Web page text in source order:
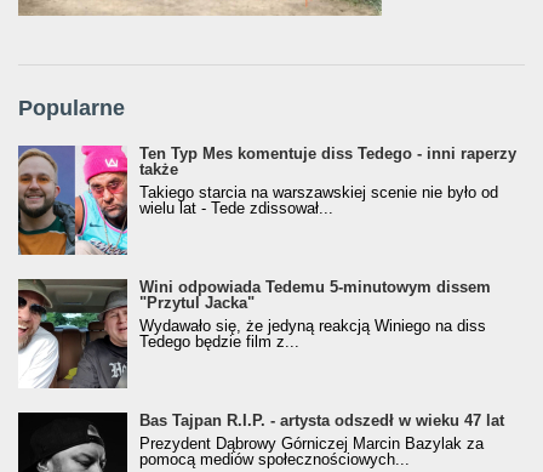
Popularne
Ten Typ Mes komentuje diss Tedego - inni raperzy
także
Takiego starcia na warszawskiej scenie nie było od
wielu lat - Tede zdissował...
Wini odpowiada Tedemu 5-minutowym dissem
"Przytul Jacka"
Wydawało się, że jedyną reakcją Winiego na diss
Tedego będzie film z...
Bas Tajpan R.I.P. - artysta odszedł w wieku 47 lat
Prezydent Dąbrowy Górniczej Marcin Bazylak za
pomocą mediów społecznościowych...